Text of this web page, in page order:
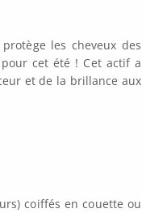
les cheveux des
cet été ! Cet actif a
et de la brillance aux
coiffés en couette ou